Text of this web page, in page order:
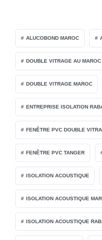
ALUCOBOND MAROC
DOUBLE VITRAGE AU MAROC
DOUBLE VITRAGE MAROC
ENTREPRISE ISOLATION
FENÊTRE PVC DOUBLE
FENÊTRE PVC TANGER
ISOLATION ACOUSTIQUE
ISOLATION ACOUSTIQUE
ISOLATION ACOUSTIQUE